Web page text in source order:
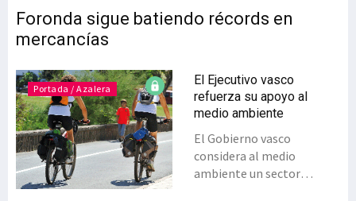
Foronda sigue batiendo récords en
mercancías
Portada / Azalera
El Ejecutivo vasco
refuerza su apoyo al
medio ambiente
El Gobierno vasco
considera al medio
ambiente un sector